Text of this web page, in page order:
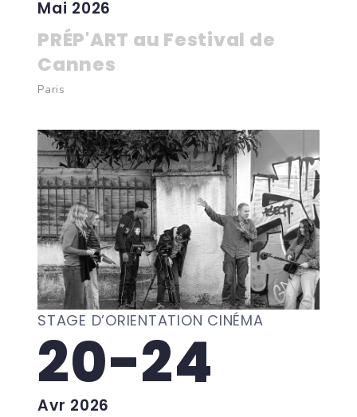
Mai 2026
PRÉP'ART au Festival de
Cannes
Paris
STAGE D’ORIENTATION CINÉMA
20-24
Avr 2026